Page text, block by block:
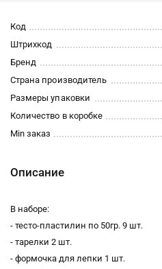
Код
Штрихкод
Бренд
Страна производитель
Размеры упаковки
Количество в коробке
Min заказ
Описание
В наборе:
- тесто-пластилин по 50гр. 9 шт.
- тарелки 2 шт.
- формочка для лепки 1 шт.